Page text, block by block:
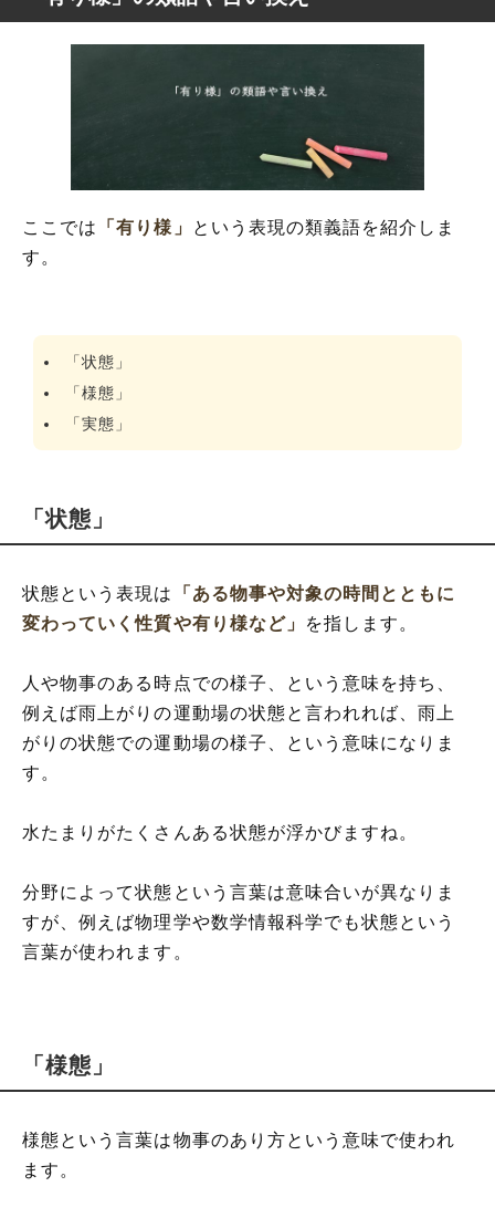
ここでは 「有り様」
という表現の類義語を紹介しま
す。
「状態」
「様態」
「実態」
「状態」
状態という表現は
「ある物事や対象の時間とともに
変わっていく性質や有り様など」
を指します。
人や物事のある時点での様子、という意味を持ち、
例えば雨上がりの運動場の状態と言われれば、雨上
がりの状態での運動場の様子、という意味になりま
す。
水たまりがたくさんある状態が浮かびますね。
分野によって状態という言葉は意味合いが異なりま
すが、例えば物理学や数学情報科学でも状態という
言葉が使われます。
「様態」
様態という言葉は物事のあり方という意味で使われ
ます。